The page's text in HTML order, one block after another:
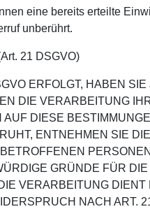
eine bereits erteilte
unberührt.
21 DSGVO)
ERFOLGT, HABEN
DIE VERARBEITUNG
DIESE
ENTNEHMEN SIE
GRÜNDE FÜR
VERARBEITUNG DIENT
NACH ART.